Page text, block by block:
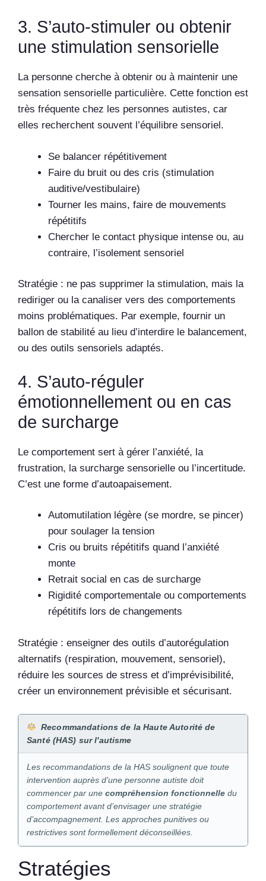
3. S’auto-stimuler ou obtenir
une stimulation sensorielle
La personne cherche à obtenir ou à maintenir une
sensation sensorielle particulière. Cette fonction est
très fréquente chez les personnes autistes, car
elles recherchent souvent l’équilibre sensoriel.
Se balancer répétitivement
Faire du bruit ou des cris (stimulation
auditive/vestibulaire)
Tourner les mains, faire de mouvements
répétitifs
Chercher le contact physique intense ou, au
contraire, l’isolement sensoriel
Stratégie : ne pas supprimer la stimulation, mais la
rediriger ou la canaliser vers des comportements
moins problématiques. Par exemple, fournir un
ballon de stabilité au lieu d’interdire le balancement,
ou des outils sensoriels adaptés.
4. S’auto-réguler
émotionnellement ou en cas
de surcharge
Le comportement sert à gérer l’anxiété, la
frustration, la surcharge sensorielle ou l’incertitude.
C’est une forme d’autoapaisement.
Automutilation légère (se mordre, se pincer)
pour soulager la tension
Cris ou bruits répétitifs quand l’anxiété
monte
Retrait social en cas de surcharge
Rigidité comportementale ou comportements
répétitifs lors de changements
Stratégie : enseigner des outils d’autorégulation
alternatifs (respiration, mouvement, sensoriel),
réduire les sources de stress et d’imprévisibilité,
créer un environnement prévisible et sécurisant.
Recommandations de la Haute Autorité de
Santé (HAS) sur l'autisme
Les recommandations de la HAS soulignent que toute
intervention auprès d’une personne autiste doit
commencer par une compréhension fonctionnelle du
comportement avant d’envisager une stratégie
d’accompagnement. Les approches punitives ou
restrictives sont formellement déconseillées.
Stratégies